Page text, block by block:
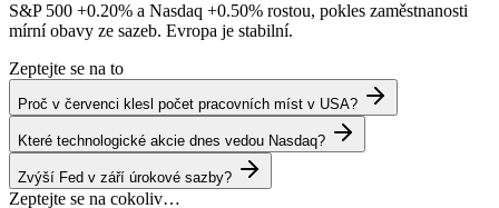
S&P 500 +0.20% a Nasdaq +0.50% rostou, pokles zaměstnanosti
mírní obavy ze sazeb. Evropa je stabilní.
Zeptejte se na to
Proč v červenci klesl počet pracovních míst v USA?
Které technologické akcie dnes vedou Nasdaq?
Zvýší Fed v září úrokové sazby?